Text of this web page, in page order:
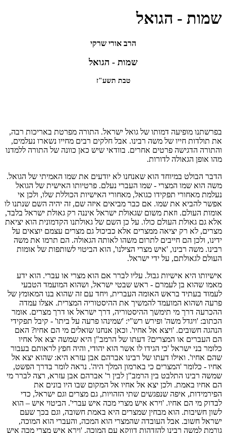
שמות - הגואל
הרב אורי שרקי
שמות - הגואל
טבת תשע"ז
בפרשתנו מופיעה דמותו של גואל ישראל. התורה מפרטת באריכות רבה,
את תולדות חייו של משה רבינו. אבל חלקים רבים מחייו נשארו נעלמים,
והתורה הדגישה פרטים אחרים. בוודאי שיש כאן כוונה של התורה ללמדנו
מהו אופן הגאולה לדורות.
הדבר הבולט במיוחד הוא שאנחנו לא יודעים את שמו האמיתי של הגואל.
משה הוא שמו המצרי - שמו העברי נעלם. פרטיותו האישית של הגואל
נעלמת מאחורי תפקידו כגואל, מאחורי האישיות הכוללת שלו, ולכן אי
אפשר להביא את שמו. אם כבר מביאים איזה שם, זה יהיה השם שנתנו לו
אומות העולם. וזאת משום שגאולת ישראל איננה רק גאולת ישראל בלבד,
אלא גם גאולת העולם כולו. על כן השם של גאולתנו הקדמונית הוא יציאת
מצרים, לא רק יציאה ממצרים אלא כביכול גם מצרים עצמם יוצאים על
ידינו, ולכן הם חייבים לתרום משהו לאותה הגאולה. הם תרמו את משה
רבינו. משה רבינו, 'איש מצרי הצילנו', הוא הביטוי לשותפות של אומות
העולם לגאולתם, על ידי ישראל.
אישיותו היא אישיות גבול. עליו לברר אם הוא מצרי או עברי. הוא ידע
מאמו שהוא בן לעמרם - ראש שבטי ישראל, ושהוא המועמד הטבעי
לעמוד בעתיד בראש האומה העברית, ויחד עם זה שהוא בנו המאומץ של
פרעה ושהוא המועמד להמשיך את ההיסטוריה המצרית. אצלו עמדה
ההכרעה דרך מי תימשך ההיסטוריה, דרך ישראל או דרך מצרים. אומר
הכתוב: 'ויגדל משה' ופירש רש"י: 'שמינהו פרעה על ביתו' - קיבל תפקידי
הנהגה חשובים. 'ויצא אל אחיו'. וכאן אנחנו שואלים מי הם אחיו? האם
הם העברים או המצרים? דעתו של הרמב"ן היא שמשה יצא אל אחיו
כלומר בני ישראל 'כי הגידו לו אשר הוא יהודי, והיה חפץ לראותם בעבור
שהם אחיו'. ואילו דעתו של רבינו אברהם אבן עזרא היא: שהוא יצא אל
אחיו - כלומר 'המצרים כי בארמון המלך היה'. נראה לומר בדרך הפשט,
שמשה רבינו התלבט בין הרמב"ן לבין ר' אברהם אבן עזרא, רצה לברר מי
הם אחיו באמת. ולכן יצא אל אחיו אל המקום שבו היו בונים את
הפירמידות, איפה שנפגשים שתי הזהויות, גם מצרים וגם ישראל, כדי
לבדוק מי הם אחיו. 'וירא איש מצרי מכה איש עברי'. הביטוי איש – הוא
לשון חשיבות. הוא מבחין שמצרים היא באמת חשובה, וגם בכך שעם
ישראל חשוב. אבל העובדה שהמצרי הוא המכה, והעברי הוא המוכה,
גורמת למשה רבינו להזדהות דווקא עם המוכה. 'וירא איש מצרי מכה איש